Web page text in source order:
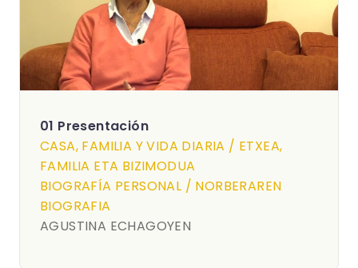
01 Presentación
CASA, FAMILIA Y VIDA DIARIA / ETXEA,
FAMILIA ETA BIZIMODUA
BIOGRAFÍA PERSONAL / NORBERAREN
BIOGRAFIA
AGUSTINA ECHAGOYEN